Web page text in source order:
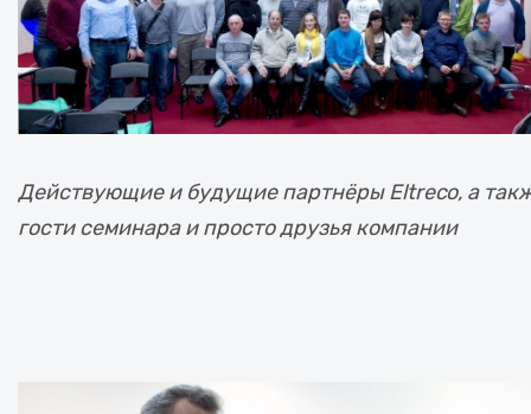
Действующие и будущие партнёры Eltreco, а
гости семинара и просто друзья компании